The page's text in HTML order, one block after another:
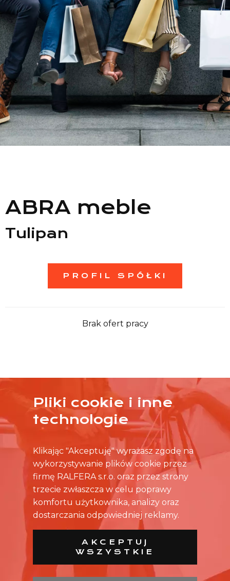
Lista sklepów
Informacje
ABRA meble
Tulipan
PROFIL SPÓŁKI
Brak ofert pracy
ŻADNA OFERTA CIĘ NIE ZAINTERESOWAŁA?
SKONTAKTUJ SIĘ BEZPOŚREDNIO ZE SKLEPEM.
Pliki cookie i inne
technologie
Klikając "Akceptuję" wyrażasz zgodę na
wykorzystywanie plików cookie przez
firmę RALFERA s.r.o. oraz przez strony
trzecie zwłaszcza w celu poprawy
komfortu użytkownika, analizy oraz
dostarczania odpowiedniej reklamy.
AKCEPTUJ
WSZYSTKIE